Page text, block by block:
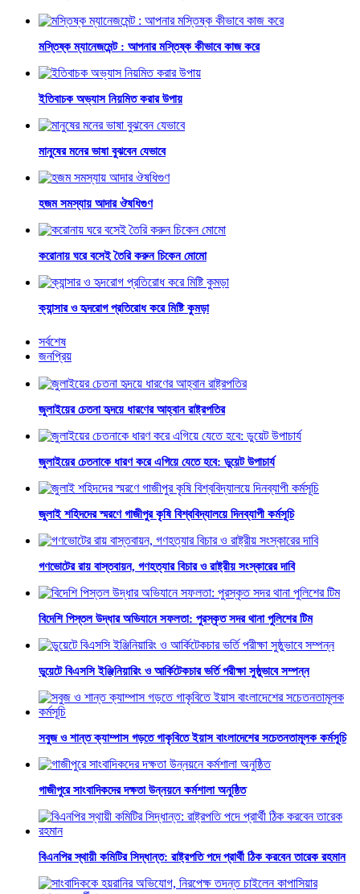
মস্তিষ্ক ম্যানেজমেন্ট : আপনার মস্তিষ্ক কীভাবে কাজ করে
ইতিবাচক অভ্যাস নিয়মিত করার উপায়
মানুষের মনের ভাষা বুঝবেন যেভাবে
হজম সমস্যায় আদার ঔষধিগুণ
করোনায় ঘরে বসেই তৈরি করুন চিকেন মোমো
ক্যান্সার ও হৃদরোগ প্রতিরোধ করে মিষ্টি কুমড়া
সর্বশেষ
জনপ্রিয়
জুলাইয়ের চেতনা হৃদয়ে ধারণের আহ্বান রাষ্ট্রপতির
জুলাইয়ের চেতনাকে ধারণ করে এগিয়ে যেতে হবে: ডুয়েট উপাচার্য
জুলাই শহিদদের স্মরণে গাজীপুর কৃষি বিশ্ববিদ্যালয়ে দিনব্যাপী কর্মসূচি
গণভোটের রায় বাস্তবায়ন, গণহত্যার বিচার ও রাষ্ট্রীয় সংস্কারের দাবি
বিদেশি পিস্তল উদ্ধার অভিযানে সফলতা: পুরস্কৃত সদর থানা পুলিশের টিম
ডুয়েটে বিএসসি ইঞ্জিনিয়ারিং ও আর্কিটেকচার ভর্তি পরীক্ষা সুষ্ঠুভাবে সম্পন্ন
সবুজ ও শান্ত ক্যাম্পাস গড়তে গাকৃবিতে ইয়াস বাংলাদেশের সচেতনতামূলক কর্মসূচি
গাজীপুরে সাংবাদিকদের দক্ষতা উন্নয়নে কর্মশালা অনুষ্ঠিত
বিএনপির স্থায়ী কমিটির সিদ্ধান্ত: রাষ্ট্রপতি পদে প্রার্থী ঠিক করবেন তারেক রহমান